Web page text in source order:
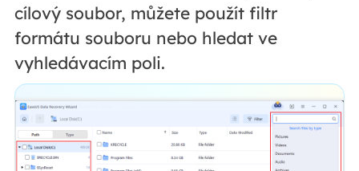
cílový soubor, můžete použít filtr
formátu souboru nebo hledat ve
vyhledávacím poli.